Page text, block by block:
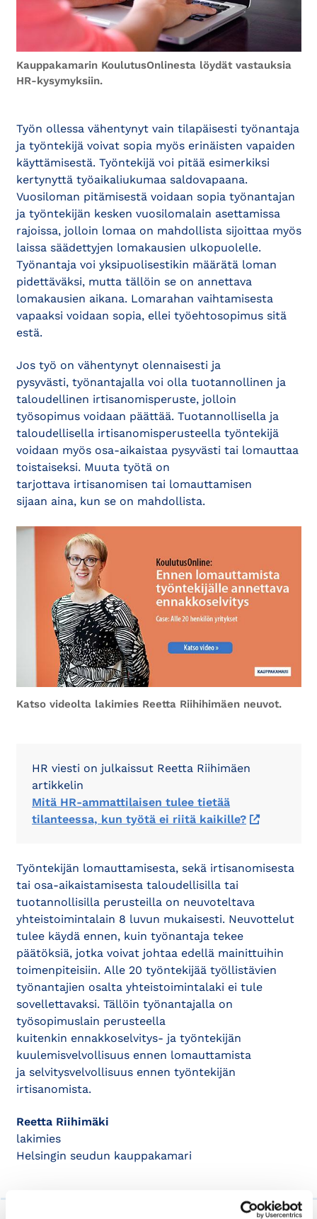
Kauppakamarin KoulutusOnlinesta löydät vastauksia
HR-kysymyksiin.
Työn ollessa vähentynyt vain tilapäisesti työnantaja
ja työntekijä voivat sopia myös erinäisten vapaiden
käyttämisestä. Työntekijä voi pitää esimerkiksi
kertynyttä työaikaliukumaa saldovapaana.
Vuosiloman pitämisestä voidaan sopia työnantajan
ja työntekijän kesken vuosilomalain asettamissa
rajoissa, jolloin lomaa on mahdollista sijoittaa myös
laissa säädettyjen lomakausien ulkopuolelle.
Työnantaja voi yksipuolisestikin määrätä loman
pidettäväksi, mutta tällöin se on annettava
lomakausien aikana. Lomarahan vaihtamisesta
vapaaksi voidaan sopia, ellei työehtosopimus sitä
estä.
Jos työ on vähentynyt olennaisesti ja
pysyvästi, työnantajalla voi olla tuotannollinen ja
taloudellinen irtisanomisperuste, jolloin
työsopimus voidaan päättää. Tuotannollisella ja
taloudellisella irtisanomisperusteella työntekijä
voidaan myös osa-aikaistaa pysyvästi tai lomauttaa
toistaiseksi. Muuta työtä on
tarjottava irtisanomisen tai lomauttamisen
sijaan aina, kun se on mahdollista.
Katso videolta lakimies Reetta Riihihimäen neuvot.
HR viesti on julkaissut Reetta Riihimäen
artikkelin
Mitä HR-ammattilaisen tulee tietää
tilanteessa, kun työtä ei riitä kaikille?
Työntekijän lomauttamisesta, sekä irtisanomisesta
tai osa-aikaistamisesta taloudellisilla tai
tuotannollisilla perusteilla on neuvoteltava
yhteistoimintalain 8 luvun mukaisesti. Neuvottelut
tulee käydä ennen, kuin työnantaja tekee
päätöksiä, jotka voivat johtaa edellä mainittuihin
toimenpiteisiin. Alle 20 työntekijää työllistävien
työnantajien osalta yhteistoimintalaki ei tule
sovellettavaksi. Tällöin työnantajalla on
työsopimuslain perusteella
kuitenkin ennakkoselvitys- ja työntekijän
kuulemisvelvollisuus ennen lomauttamista
ja selvitysvelvollisuus ennen työntekijän
irtisanomista.
Reetta Riihimäki
lakimies
Helsingin seudun kauppakamari